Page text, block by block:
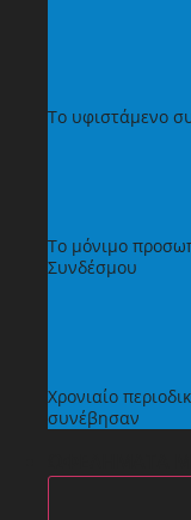
Το υφιστάμενο
Το μόνιμο
Συνδέσμου
Χρονιαίο
συνέβησαν